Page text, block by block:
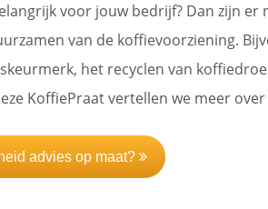
voor jouw bedrijf? Dan zijn er
van de koffievoorziening.
het recyclen van
KoffiePraat vertellen we meer
advies op maat?